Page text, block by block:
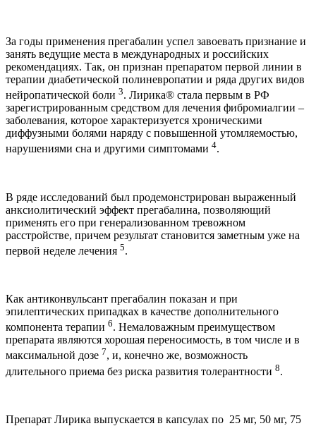
За годы применения прегабалин успел завоевать признание и
занять ведущие места в международных и российских
рекомендациях. Так, он признан препаратом первой линии в
терапии диабетической полиневропатии и ряда других видов
нейропатической боли 3. Лирика® стала первым в РФ
зарегистрированным средством для лечения фибромиалгии –
заболевания, которое характеризуется хроническими
диффузными болями наряду с повышенной утомляемостью,
нарушениями сна и другими симптомами 4.
В ряде исследований был продемонстрирован выраженный
анксиолитический эффект прегабалина, позволяющий
применять его при генерализованном тревожном
расстройстве, причем результат становится заметным уже на
первой неделе лечения 5.
Как антиконвульсант прегабалин показан и при
эпилептических припадках в качестве дополнительного
компонента терапии 6. Немаловажным преимуществом
препарата являются хорошая переносимость, в том числе и в
максимальной дозе 7, и, конечно же, возможность
длительного приема без риска развития толерантности 8.
Препарат Лирика выпускается в капсулах по 25 мг, 50 мг, 75